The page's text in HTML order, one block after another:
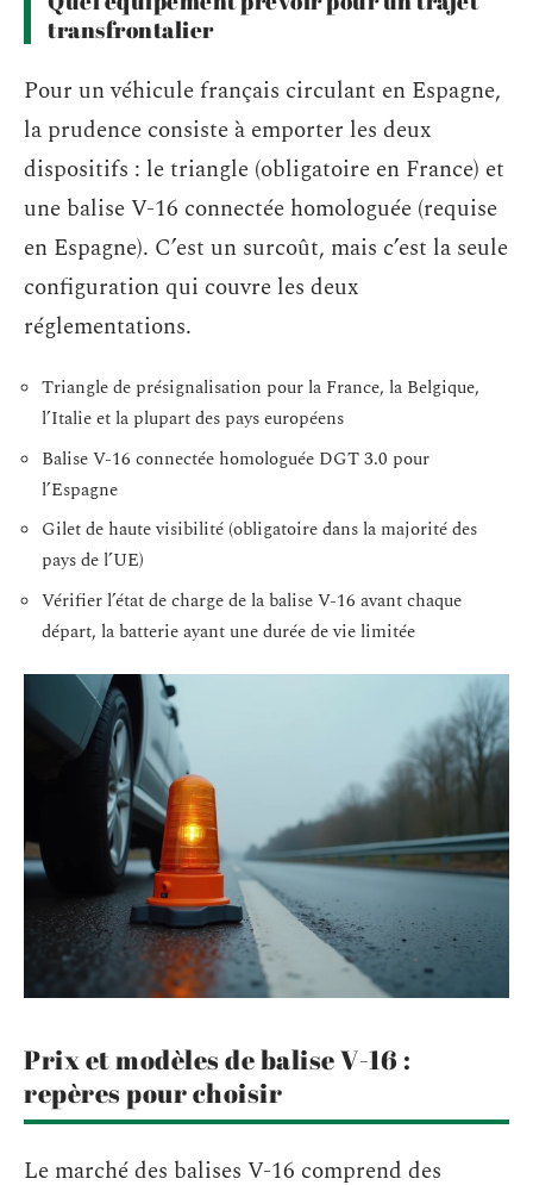
transfrontalier
Pour un véhicule français circulant en Espagne,
la prudence consiste à emporter les deux
dispositifs : le triangle (obligatoire en France) et
une balise V-16 connectée homologuée (requise
en Espagne). C’est un surcoût, mais c’est la seule
configuration qui couvre les deux
réglementations.
Triangle de présignalisation pour la France, la Belgique,
l’Italie et la plupart des pays européens
Balise V-16 connectée homologuée DGT 3.0 pour
l’Espagne
Gilet de haute visibilité (obligatoire dans la majorité des
pays de l’UE)
Vérifier l’état de charge de la balise V-16 avant chaque
départ, la batterie ayant une durée de vie limitée
Prix et modèles de balise V-16 :
repères pour choisir
Le marché des balises V-16 comprend des